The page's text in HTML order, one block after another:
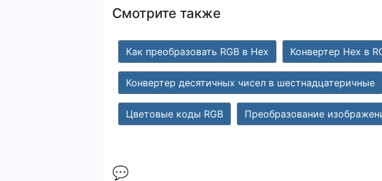
Смотрите также
Как преобразовать RGB в Hex Конвертер Hex в
Конвертер десятичных чисел в шестнадцатеричные
Цветовые коды RGB Преобразование
💬